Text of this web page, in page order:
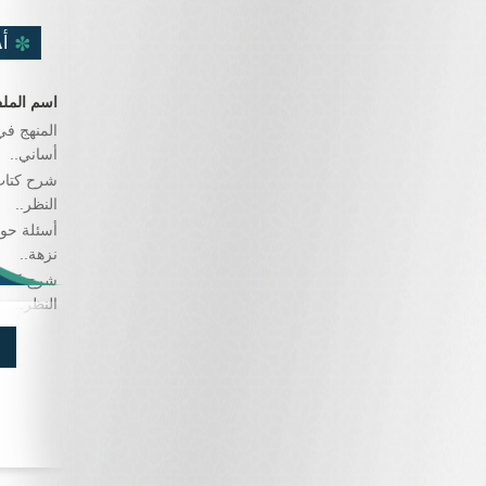
اسم
المنهج
أساني..
شرح
النظر..
أسئلة
نزهة..
شرح
النظر..